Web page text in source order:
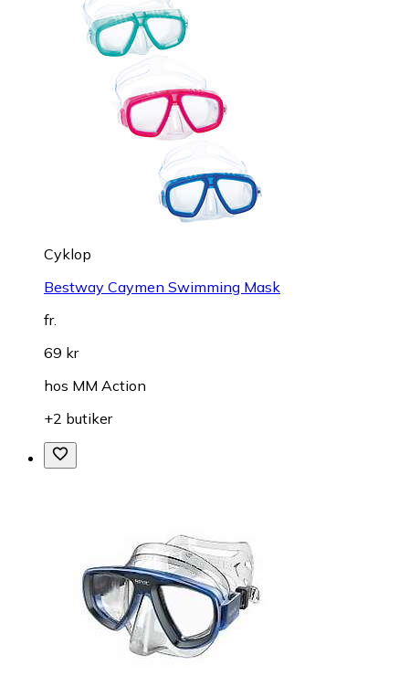
Cyklop
Bestway Caymen Swimming Mask
fr.
69 kr
hos MM Action
+2 butiker